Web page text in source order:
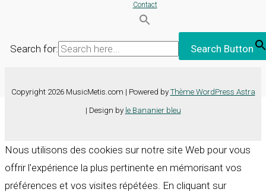
Contact
Search for: Search Button
Copyright 2026 MusicMetis.com | Powered by Thème WordPress Astra
| Design by le Bananier bleu
Nous utilisons des cookies sur notre site Web pour vous
offrir l'expérience la plus pertinente en mémorisant vos
préférences et vos visites répétées. En cliquant sur